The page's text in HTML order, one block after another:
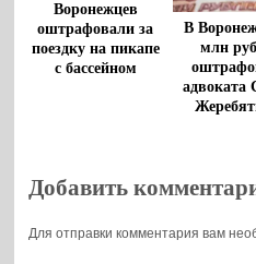
Воронежцев
оштрафовали за
поездку на пикапе
с бассейном
В
млн
адвоката
Добавить
Для отправки комментария вам